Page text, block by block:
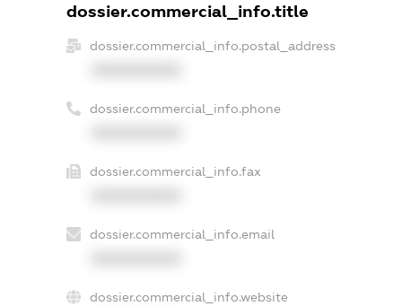
dossier.commercial_info.title
dossier.commercial_info.postal_address
dossier.commercial_info.phone
dossier.commercial_info.fax
dossier.commercial_info.email
dossier.commercial_info.website